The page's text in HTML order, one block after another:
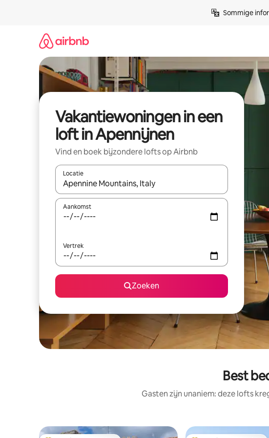
Sommige
Vakantiewoningen in een
loft in Apennijnen
Vind en boek bijzondere lofts op Airbnb
Locatie
Wanneer er suggesties beschikbaar zijn, maak je een keuze
Aankomst
Vertrek
Zoeken
Best
Gasten zijn unaniem: deze lofts